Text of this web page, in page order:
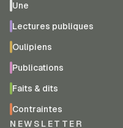
Une
Lectures publiques
Oulipiens
Publications
Faits & dits
Contraintes
NEWSLETTER